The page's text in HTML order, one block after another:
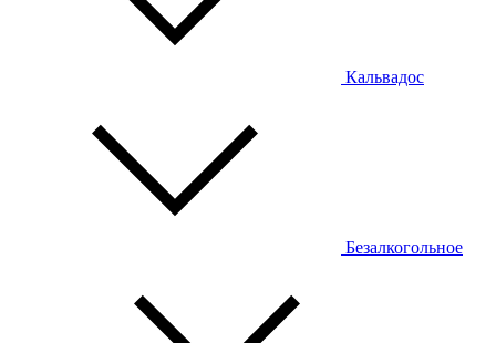
Кальвадос
Безалкогольное